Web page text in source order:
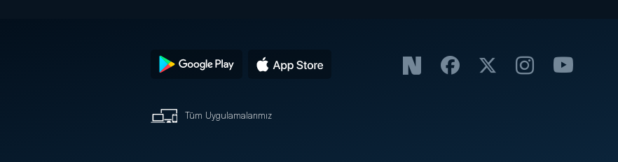
Tüm Uygulamalarımız